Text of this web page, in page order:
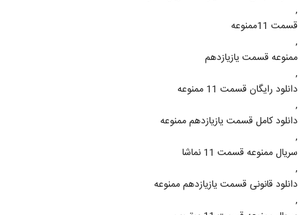
,
قسمت 11ممنوعه
,
ممنوعه قسمت یازیازدهم
,
دانلود رايگان قسمت 11 ممنوعه
,
دانلود کامل قسمت یازیازدهم ممنوعه
,
سریال ممنوعه قسمت 11 نماشا
,
دانلود قانونی قسمت یازیازدهم ممنوعه
,